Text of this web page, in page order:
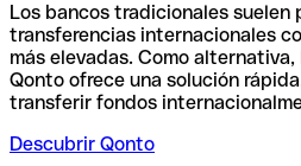
Los bancos tradicionales suelen
transferencias internacionales
más elevadas. Como alternativa,
Qonto ofrece una solución
transferir fondos
Descubrir Qonto